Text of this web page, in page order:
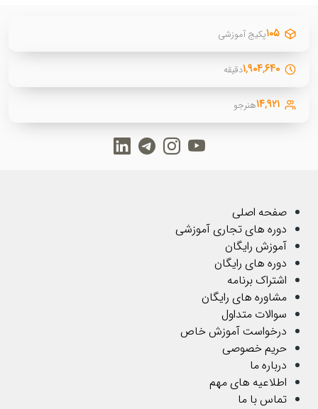
۱۰۵پکیج آموزشی
۱,۹۰۴,۶۴۰دقیقه
۱۴,۹۲۱هنرجو
صفحه اصلی
دوره های تجاری آموزشی
آموزش رایگان
دوره های رایگان
اشتراک برنامه
مشاوره های رایگان
سوالات متداول
درخواست آموزش خاص
حریم خصوصی
درباره ما
اطلاعیه های مهم
تماس با ما